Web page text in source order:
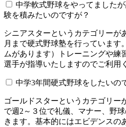
中学軟式野球をやってました
験を積みたいのですが？
シニアスターというカテゴリーが
月まで硬式野球塾を行っています
ムがあります）トレーニングや練
選手が指導いたしますのでご利用
中学3年間硬式野球をしたいの
ゴールドスターというカテゴリー
で週2～３位で礼儀、マナー、野
きます。基本的にはエビデンスの